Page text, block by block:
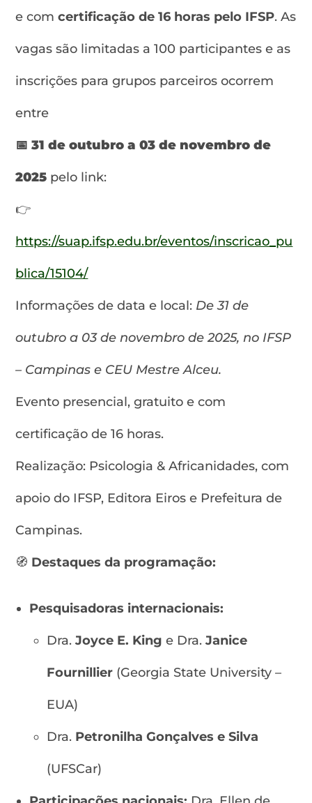
e comcertificação de 16 horas pelo IFSP. As
vagas são limitadas a 100 participantes e as
inscrições para grupos parceiros ocorrem
entre
📅31 de outubro a 03 de novembro de
2025 pelo link:
👉
https://suap.ifsp.edu.br/eventos/inscricao_pu
blica/15104/
Informações de data e local: De 31 de
outubro a 03 de novembro de 2025, no IFSP
– Campinas e CEU Mestre Alceu.
Evento presencial, gratuito e com
certificação de 16 horas.
Realização: Psicologia & Africanidades, com
apoio do IFSP, Editora Eiros e Prefeitura de
Campinas.
🧭 Destaques da programação:
Pesquisadoras internacionais:
Dra.Joyce E. King e Dra.Janice
Fournillier (Georgia State University –
EUA)
Dra. Petronilha Gonçalves e Silva
(UFSCar)